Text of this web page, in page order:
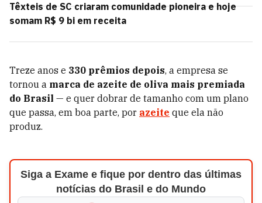
Têxteis de SC criaram comunidade pioneira e hoje
somam R$ 9 bi em receita
Treze anos e 330 prêmios depois, a empresa se
tornou a marca de azeite de oliva mais premiada
do Brasil — e quer dobrar de tamanho com um plano
que passa, em boa parte, por azeite que ela não
produz.
Siga a Exame e fique por dentro das últimas
notícias do Brasil e do Mundo